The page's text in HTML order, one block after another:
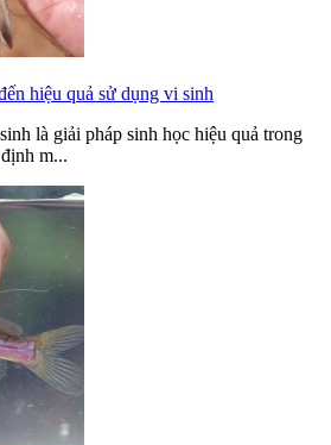
hiệu quả sử dụng vi sinh
là giải pháp sinh học hiệu quả trong
m...